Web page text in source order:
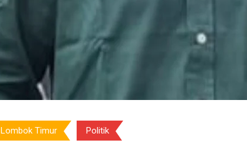
Lombok Timur Politik